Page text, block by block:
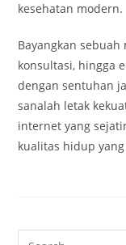
kesehatan modern.
Bayangkan
konsultasi, hingga
dengan sentuhan
sanalah letak
internet yang
kualitas hidup